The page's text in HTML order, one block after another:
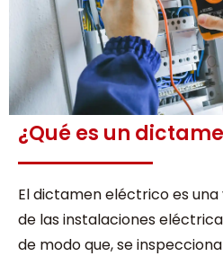
¿Qué es un
El dictamen eléctrico es
de las instalaciones
de modo que, se